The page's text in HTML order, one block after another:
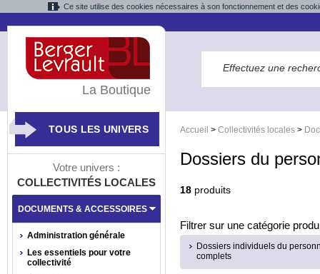
Ce site utilise des cookies nécessaires à son fonctionnement et des
Accueil > Collectivités locales >
Dossiers du
18 produits
Filtrer sur une catégorie
Dossiers individuels du
complets
La Boutique
TOUS LES UNIVERS
Votre univers :
COLLECTIVITÉS LOCALES
DOCUMENTS & ACCESSOIRES
Administration générale
Les essentiels pour votre
collectivité